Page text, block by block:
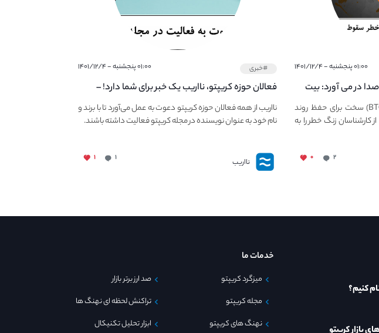
۰۱:۰۰ پنجشنبه - ۱۴۰۱/۱۲/۴
در می آورد: بیت
- دلیل آن
در حالی که گاوهای نر بیت کوین (BTC) سخت برای حفظ روند
کارشناسان زنگ خطر را به
۲ ۰
#خبری ۰۱:۰۰ پنجشنبه - ۱۴۰۱/۱۲/۴
فعالان حوزه کریپتو، نااریب یک خبر برای شما دارد! –
دعوت به فعالیت در مجله کریپتو
نااریب از همه فعالان حوزه کریپتو دعوت به عمل می‌آورد تا با برند و
نام خود به عنوان نویسنده در مجله کریپتو فعالیت داشته باشند.
نااریب ۱ ۱
کنیم؟
خدمات ما
میزگرد کریپتو
مجله کریپتو
نهنگ های کریپتو
صد ارز برتر بازار
تراکنش لحظه ای نهنگ ها
ابزار تحلیل تکنیکال